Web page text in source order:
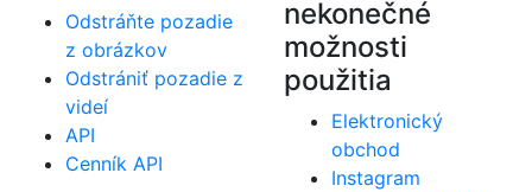
Odstráňte pozadie
z obrázkov
Odstrániť pozadie z
videí
API
Cenník API
nekonečné
možnosti
použitia
Elektronický
obchod
Instagram